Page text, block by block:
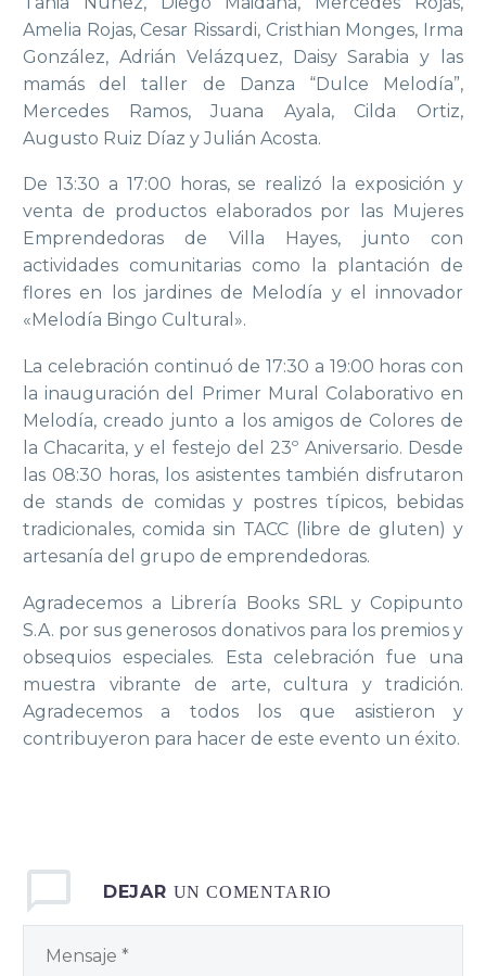
Amelia Rojas, Cesar Rissardi, Cristhian Monges, Irma
González, Adrián Velázquez, Daisy Sarabia y las
mamás del taller de Danza “Dulce Melodía”,
Mercedes Ramos, Juana Ayala, Cilda Ortiz,
Augusto Ruiz Díaz y Julián Acosta.
De 13:30 a 17:00 horas, se realizó la exposición y
venta de productos elaborados por las Mujeres
Emprendedoras de Villa Hayes, junto con
actividades comunitarias como la plantación de
flores en los jardines de Melodía y el innovador
«Melodía Bingo Cultural».
La celebración continuó de 17:30 a 19:00 horas con
la inauguración del Primer Mural Colaborativo en
Melodía, creado junto a los amigos de Colores de
la Chacarita, y el festejo del 23º Aniversario. Desde
las 08:30 horas, los asistentes también disfrutaron
de stands de comidas y postres típicos, bebidas
tradicionales, comida sin TACC (libre de gluten) y
artesanía del grupo de emprendedoras.
Agradecemos a Librería Books SRL y Copipunto
S.A. por sus generosos donativos para los premios y
obsequios especiales. Esta celebración fue una
muestra vibrante de arte, cultura y tradición.
Agradecemos a todos los que asistieron y
contribuyeron para hacer de este evento un éxito.
DEJAR UN COMENTARIO